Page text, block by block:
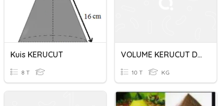
Kuis KERUCUT
8 T
VOLUME KERUCUT DAN TABUNG
10 T KG